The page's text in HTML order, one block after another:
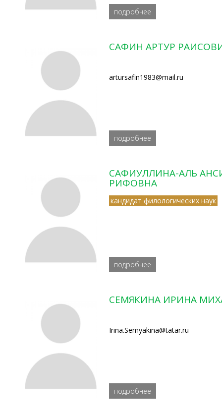
подробнее
САФИН АРТУР
artursafin1983@mail.ru
подробнее
САФИУЛЛИНА-АЛЬ
РИФОВНА
кандидат филологических наук
подробнее
СЕМЯКИНА ИРИНА
Irina.Semyakina@tatar.ru
подробнее